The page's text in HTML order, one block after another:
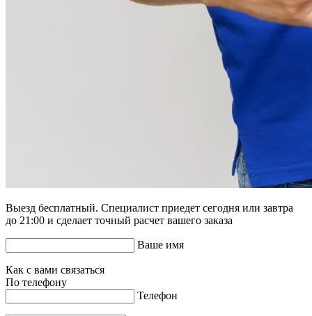
Выезд бесплатный. Специалист приедет сегодня или завтра
до 21:00 и сделает точный расчет вашего заказа
Ваше имя
Как с вами связаться
По телефону
Телефон